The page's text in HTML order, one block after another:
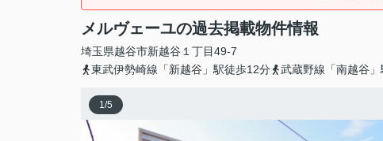
メルヴェーユの過去掲載物件情報
埼玉県越谷市新越谷 １丁目49-7
東武伊勢崎線「新越谷」駅徒歩12分
武蔵野線「南越谷
1/5